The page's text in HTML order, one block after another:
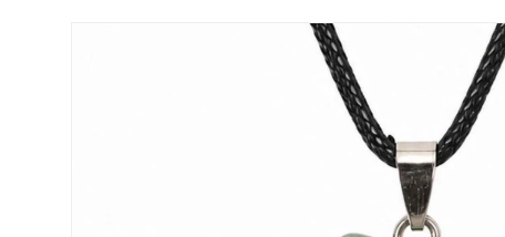
SARI LA INFORMAȚIILE DESPRE PRODUS